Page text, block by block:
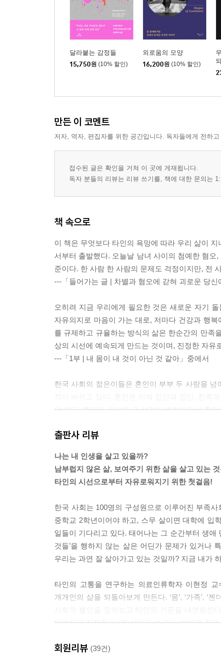
달라붙는 감정들
15,750원 (10% 할인)
외로움의 모양
16,200원 (10% 할인)
만든 이 코멘트
저자, 역자, 편집자를 위한 공간입니다. 독자들에게 전하
접수된 글은 확인을 거쳐 이 곳에 게재됩니다.
독자 분들의 리뷰는 리뷰 쓰기를, 책에 대한 문의는
책 속으로
이 책은 무엇보다 타인의 욕망에 따라 우리 삶이
서부터 출발했다. 오늘날 남녀 사이의 첨예한 혐
준이다. 한 사람 한 사람의 문제도 걱정이지만, 전
---「들어가는 글 | 차별과 혐오에 갇혀 괴로운 당신
오히려 지금 우리에게 필요한 것은 새로운 자기
자유의지로 마음이 가는 대로, 저마다 건강과 행
를 규제하고 규율하는 방식의 삶은 한순간의 만족
상의 시선에 예속되게 만드는 것이며, 진정한 자유
---「1부 | 내 몸이 내 것이 아닌 것 같아」중에서
한국 사회의 젊은이들은 혼인이 부부 두 사람을
야 한다. 혼인의 의미와 그 성격이 변화하면서 혼
---「2부 | 우리는 가족이지만 타인이다」중에서
가치관은 인간이 자신이 속한 세상을 바라보는 관
인이 세상을 어떻게 바라보고 세상과 자신의 접
치관은 사회 변동의 속도를 따라가지 못했다. 오
---「3부 | 완전한 행복을 위한 젠더 해방」중에서
한국사회는 다른 국가와 달리 유독 타인의 욕망
억압적일 수밖에 없다. 이를테면 “남부럽지 않은
어 보았을 것이다. 이 말을 곱씹어보면, 기본적으
욕망에 삶의 조건을 두는 것이라 할 수 있다.
---「4부 | 오늘부터 타인 지향적 삶과 이별합니다
출판사 리뷰
나는 내 인생을 살고 있을까?
남부럽지 않은 삶, 보여주기 위한 삶을 살고 있는
타인의 시선으로부터 자유로워지기 위한 첫걸음!
한국 사회는 100명의 구성원으로 이루어진 부족
중학교 2학년이어야 하고, 스무 살이면 대학에 입
일들이 기다리고 있다. 태어나는 그 순간부터 생
것들’을 행하지 않는 삶은 어딘가 문제가 있거나
우리는 과연 잘 살아가고 있는 것일까? 지금 내가
타인의 고통을 연구하는 의료인류학자 이현정 교
개개인의 삶을 되돌아보게 만든다. ‘몸’, ‘가족’,
발견하고 진정한 ‘나’로 살아갈 수 있는 방법을 찾
차별, 배제, 혐오, 불안에 갇힌 한국 사회
회원리뷰 (39건)